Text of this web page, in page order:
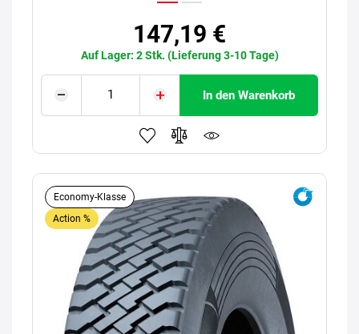
147,19 €
Auf Lager: 2 Stk. (Lieferung 3-10 Tage)
In den Warenkorb
Economy-Klasse
Action %